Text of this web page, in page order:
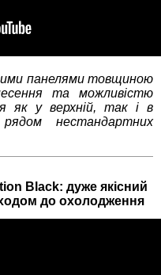
панелями товщиною
та можливістю
як у верхній, так і в
нестандартних
Black: дуже якісний
до охолодження